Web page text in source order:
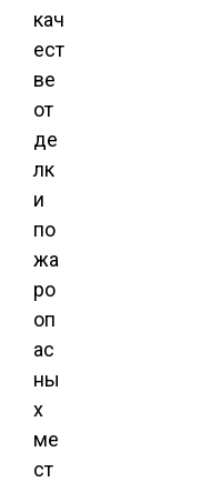
кач
ест
ве
от
де
лк
и
по
жа
ро
оп
ас
ны
х
ме
ст